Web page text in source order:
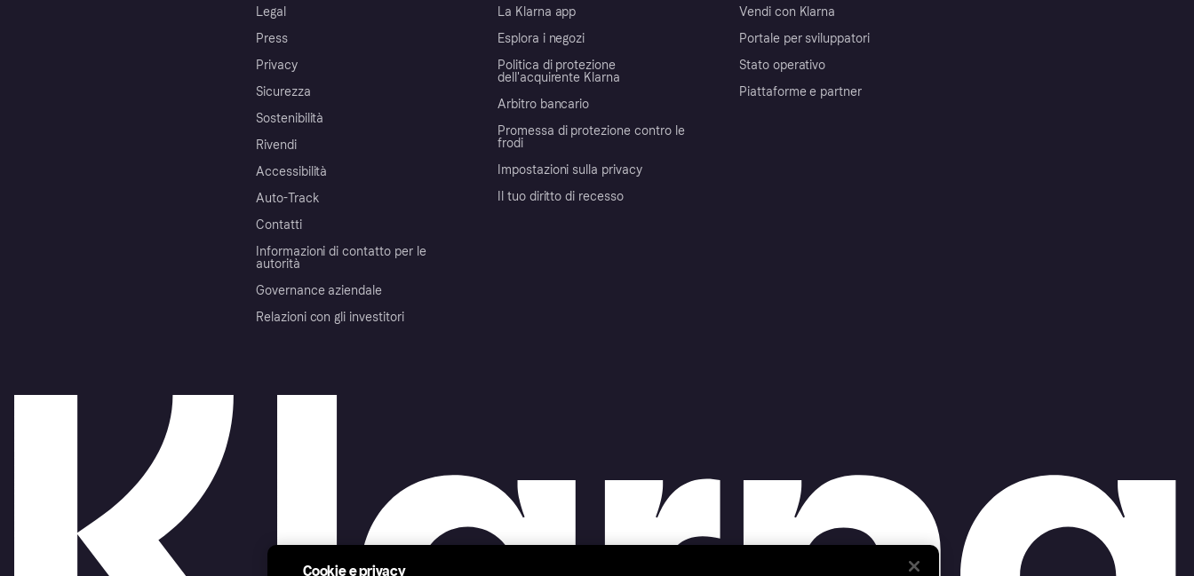
Legal
Press
Privacy
Sicurezza
Sostenibilità
Rivendi
Accessibilità
Auto-Track
Contatti
Informazioni di contatto per le
autorità
Governance aziendale
Relazioni con gli investitori
La Klarna app
Esplora i negozi
Politica di protezione
dell'acquirente Klarna
Arbitro bancario
Promessa di protezione contro le
frodi
Impostazioni sulla privacy
Il tuo diritto di recesso
Vendi con Klarna
Portale per sviluppatori
Stato operativo
Piattaforme e partner
Cookie e privacy